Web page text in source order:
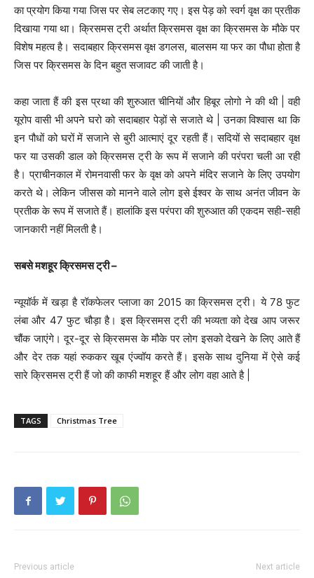
का प्रयोग किया गया जिस पर सेब लटकाए गए। इस पेड़ को स्वर्ग वृक्ष का प्रतीक
दिखाया गया था। क्रिसमस ट्री अर्थात क्रिसमस वृक्ष का क्रिसमस के मौके पर
विशेष महत्व है। सदाबहार क्रिसमस वृक्ष डगलस, बालसम या फर का पौधा होता है
जिस पर क्रिसमस के दिन बहुत सजावट की जाती है।
कहा जाता हैं की इस प्रथा की शुरुआत चीनियों और हिबूर लोगो ने की थी | वही
यूरोप वासी भी अपने घरो को सदाबहार पेड़ों से सजाते थे | उनका विश्वास था कि
इन पौधों को घरों में सजाने से बुरी आत्माएं दूर रहती हैं। सदियों से सदाबहार वृक्ष
फर या उसकी डाल को क्रिसमस ट्री के रूप में सजाने की परंपरा चली आ रही
है। प्राचीनकाल में रोमनवासी फर के वृक्ष को अपने मंदिर सजाने के लिए उपयोग
करते थे। लेकिन जीसस को मानने वाले लोग इसे ईश्वर के साथ अनंत जीवन के
प्रतीक के रूप में सजाते हैं। हालांकि इस परंपरा की शुरुआत की एकदम सही-सही
जानकारी नहीं मिलती है।
सबसे मशहूर क्रिसमस ट्री –
न्यूयॉर्क में खड़ा है रॉकफेलर प्लाजा का 2015 का क्रिसमस ट्री। ये 78 फुट
लंबा और 47 फुट चौड़ा है। इस क्रिसमस ट्री की भव्यता को देख आप जरूर
चौंक जाएंगे। दूर-दूर से क्रिसमस के मौके पर लोग इसको देखने के लिए आते हैं
और देर तक यहां रुककर खूब एंज्वॉय करते हैं। इसके साथ दुनिया में ऐसे कई
सारे क्रिसमस ट्री हैं जो की काफी मशहूर हैं और लोग वहा आते है |
TAGS Christmas Tree
Previous article Next article